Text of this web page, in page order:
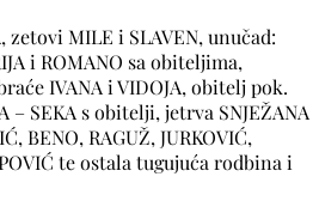
zetovi MILE i SLAVEN, unučad:
i ROMANO sa obiteljima,
IVANA i VIDOJA, obitelj pok.
– SEKA s obitelji, jetrva SNJEŽANA
BENO, RAGUŽ, JURKOVIĆ,
te ostala tugujuća rodbina i